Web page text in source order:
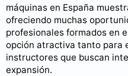
máquinas en España
ofreciendo muchas
profesionales formados en
opción atractiva tanto para
instructores que buscan
expansión.